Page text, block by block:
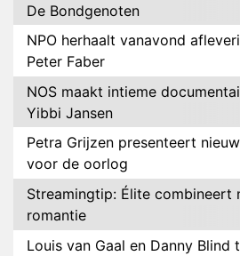
De Bondgenoten
NPO herhaalt vanavond
Peter Faber
NOS maakt intieme
Yibbi Jansen
Petra Grijzen presenteert
voor de oorlog
Streamingtip: Élite combineert
romantie
Louis van Gaal en Danny Blind